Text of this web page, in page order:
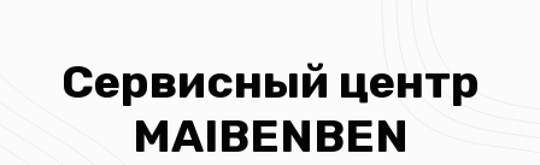
Сервисный центр
MAIBENBEN